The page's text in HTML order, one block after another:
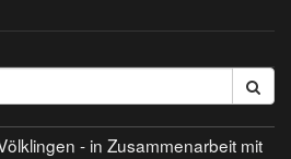
- in Zusammenarbeit mit